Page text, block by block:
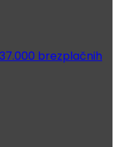
brezplačnih